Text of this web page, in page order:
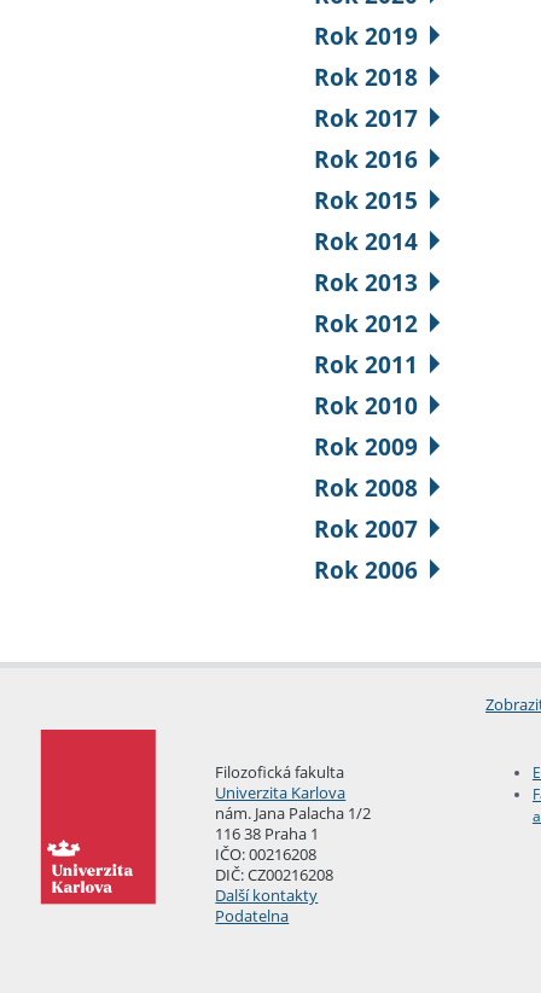
Rok 2019
Rok 2018
Rok 2017
Rok 2016
Rok 2015
Rok 2014
Rok 2013
Rok 2012
Rok 2011
Rok 2010
Rok 2009
Rok 2008
Rok 2007
Rok 2006
Filozofická fakulta
Univerzita Karlova
nám. Jana Palacha 1/2
116 38 Praha 1
IČO: 00216208
DIČ: CZ00216208
Další kontakty
Podatelna